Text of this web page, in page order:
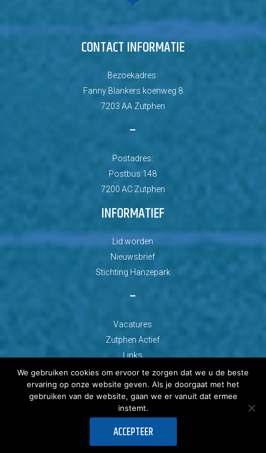
CONTACT INFORMATIE
Bezoekadres:
Fanny Blankers koenweg 8
7203 AA Zutphen
–
Postadres:
Postbus 148
7200 AC Zutphen
INFORMATIEF
Lid worden
Nieuwsbrief
Stichting Hanzepark
–
Vacatures
Zutphen Actief
Links
© Copyright 2026 AZC Zutphen
Ontwikkeld door: Best4u Group B.V.
We gebruiken cookies om ervoor te zorgen dat we u de beste
ervaring op onze website geven. Als je doorgaat met het
gebruiken van de website, gaan we er vanuit dat ermee
instemt.
ACCEPTEER